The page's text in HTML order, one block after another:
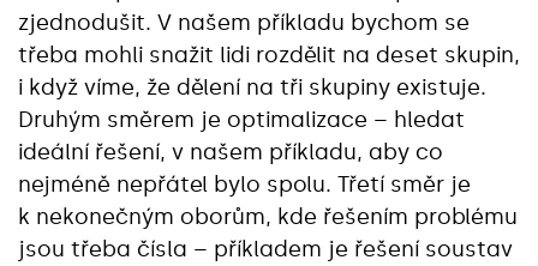
zjednodušit. V našem příkladu bychom se
třeba mohli snažit lidi rozdělit na deset skupin,
i když víme, že dělení na tři skupiny existuje.
Druhým směrem je optimalizace – hledat
ideální řešení, v našem příkladu, aby co
nejméně nepřátel bylo spolu. Třetí směr je
k nekonečným oborům, kde řešením problému
jsou třeba čísla – příkladem je řešení soustav